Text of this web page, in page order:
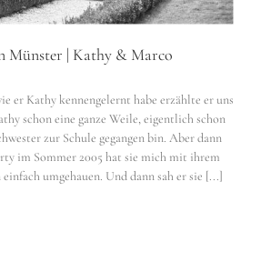
Münster | Kathy & Marco
er Kathy kennengelernt habe erzählte er uns
schon eine ganze Weile, eigentlich schon
zur Schule gegangen bin. Aber dann
im Sommer 2005 hat sie mich mit ihrem
umgehauen. Und dann sah er sie [...]